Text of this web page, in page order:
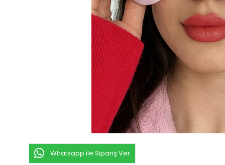
Whatsapp ile Sipariş Ver